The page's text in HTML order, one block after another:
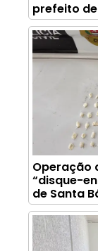
prefeito
Operação
“disque-
de Santa